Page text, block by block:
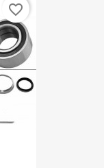
favorite_border